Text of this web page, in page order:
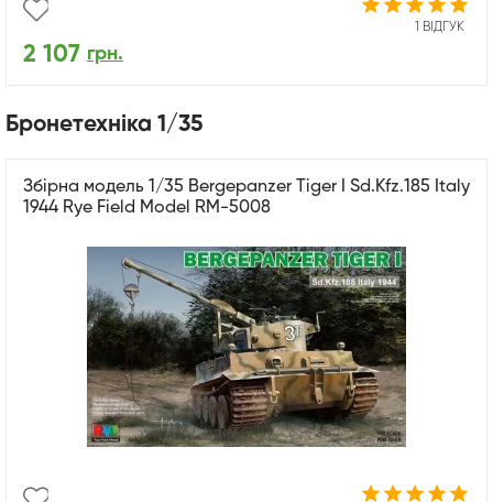
1 ВІДГУК
2 107 грн.
Бронетехніка 1/35
Збірна модель 1/35 Bergepanzer Tiger I Sd.Kfz.185 Italy
1944 Rye Field Model RM-5008